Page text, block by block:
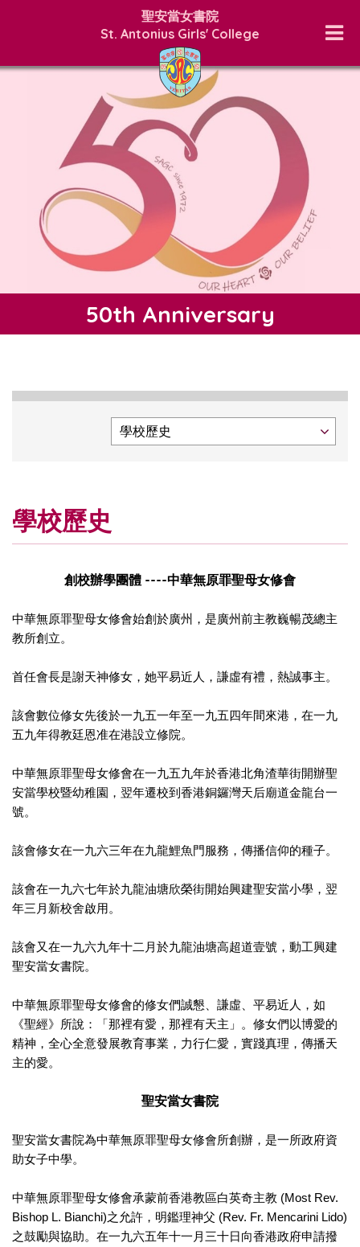
聖安當女書院
St. Antonius Girls' College
50th Anniversary
學校歷史
創校辦學團體 ----中華無原罪聖母女修會
中華無原罪聖母女修會始創於廣州，是廣州前主教巍暢茂總主
教所創立。
首任會長是謝天神修女，她平易近人，謙虛有禮，熱誠事主。
該會數位修女先後於一九五一年至一九五四年間來港，在一九
五九年得教廷恩准在港設立修院。
中華無原罪聖母女修會在一九五九年於香港北角渣華街開辦聖
安當學校暨幼稚園，翌年遷校到香港銅鑼灣天后廟道金龍台一
號。
該會修女在一九六三年在九龍鯉魚門服務，傳播信仰的種子。
該會在一九六七年於九龍油塘欣榮街開始興建聖安當小學，翌
年三月新校舍啟用。
該會又在一九六九年十二月於九龍油塘高超道壹號，動工興建
聖安當女書院。
中華無原罪聖母女修會的修女們誠懇、謙虛、平易近人，如
《聖經》所說：「那裡有愛，那裡有天主」。修女們以博愛的
精神，全心全意發展教育事業，力行仁愛，實踐真理，傳播天
主的愛。
聖安當女書院
聖安當女書院為中華無原罪聖母女修會所創辦，是一所政府資
助女子中學。
中華無原罪聖母女修會承蒙前香港教區白英奇主教 (Most Rev.
Bishop L. Bianchi)之允許，明鑑理神父 (Rev. Fr. Mencarini Lido)
之鼓勵與協助。在一九六五年十一月三十日向香港政府申請撥